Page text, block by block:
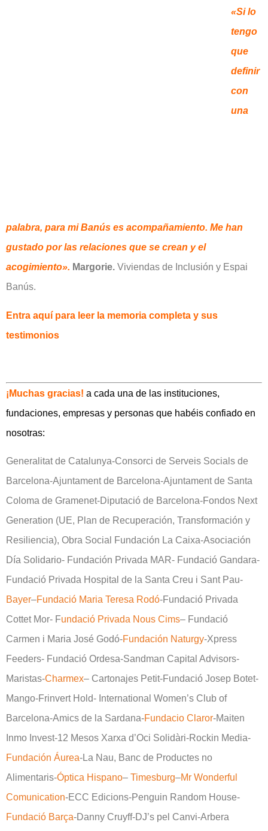
«Si lo
tengo
que
definir
con
una
palabra, para mi Banús es acompañamiento. Me han
gustado por las relaciones que se crean y el
acogimiento». Margorie. Viviendas de Inclusión y Espai
Banús.
Entra aquí para leer la memoria completa y sus
testimonios
¡Muchas gracias! a cada una de las instituciones,
fundaciones, empresas y personas que habéis confiado en
nosotras:
Generalitat de Catalunya-Consorci de Serveis Socials de
Barcelona-Ajuntament de Barcelona-Ajuntament de Santa
Coloma de Gramenet-Diputació de Barcelona-Fondos Next
Generation (UE, Plan de Recuperación, Transformación y
Resiliencia), Obra Social Fundación La Caixa-Asociación
Día Solidario- Fundación Privada MAR- Fundació Gandara-
Fundació Privada Hospital de la Santa Creu i Sant Pau-
Bayer–Fundació Maria Teresa Rodó-Fundació Privada
Cottet Mor- Fundació Privada Nous Cims– Fundació
Carmen i Maria José Godó-Fundación Naturgy-Xpress
Feeders- Fundació Ordesa-Sandman Capital Advisors-
Maristas-Charmex– Cartonajes Petit-Fundació Josep Botet-
Mango-Frinvert Hold- International Women’s Club of
Barcelona-Amics de la Sardana-Fundacio Claror-Maiten
Inmo Invest-12 Mesos Xarxa d’Oci Solidàri-Rockin Media-
Fundación Áurea-La Nau, Banc de Productes no
Alimentaris-Óptica Hispano– Timesburg–Mr Wonderful
Comunication-ECC Edicions-Penguin Random House-
Fundació Barça-Danny Cruyff-DJ’s pel Canvi-Arbera